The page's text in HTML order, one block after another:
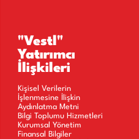
"Vestl"
Yatırımcı
İlişkileri
Kişisel Verilerin
İşlenmesine İlişkin
Aydınlatma Metni
Bilgi Toplumu Hizmetleri
Kurumsal Yönetim
Finansal Bilgiler